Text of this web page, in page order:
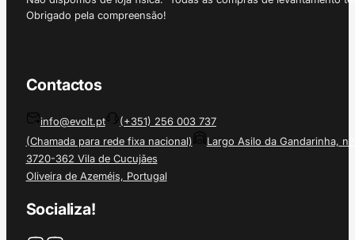
Obrigado pela compreensão!
Contactos
info@evolt.pt
(+351) 256 003 737
(Chamada para rede fixa nacional)
Largo Asilo da Gandarinha, nº
3720-362 Vila de Cucujães
Oliveira de Azeméis, Portugal
Socializa!